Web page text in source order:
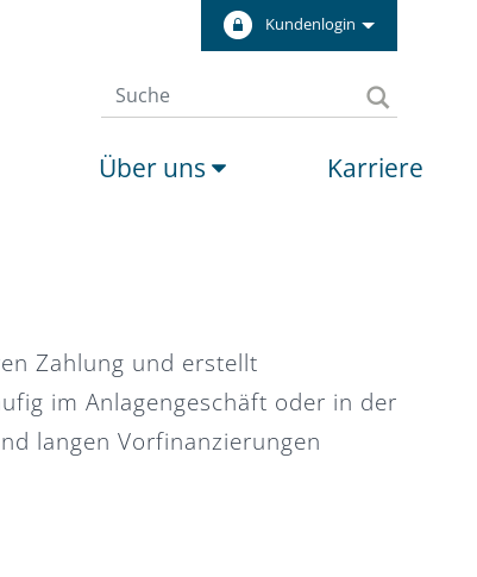
Kundenlogin
Über uns Karriere
Zahlung und erstellt
im Anlagengeschäft oder in der
langen Vorfinanzierungen